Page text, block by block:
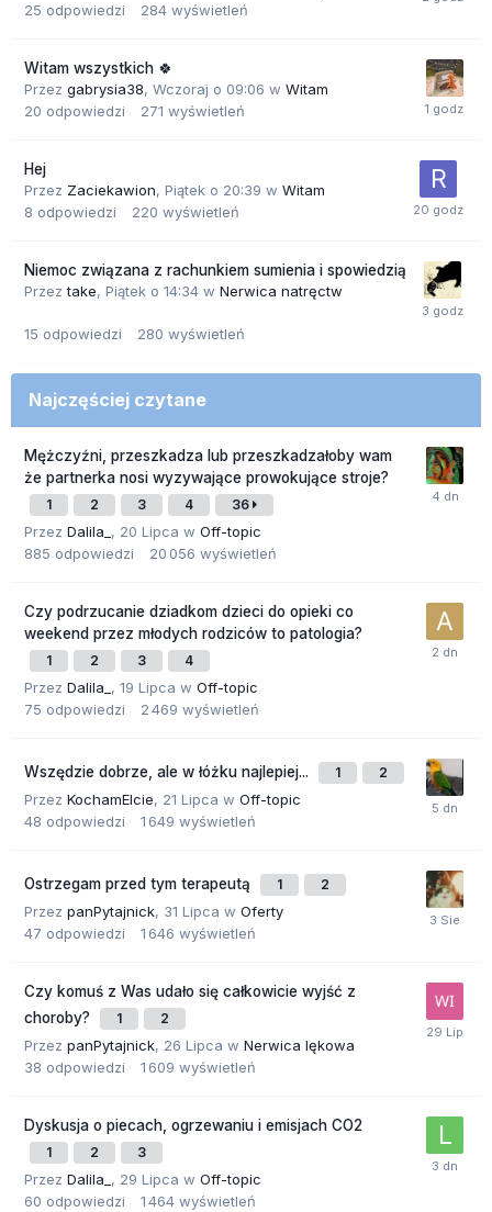
25 odpowiedzi 284 wyświetleń
Witam wszystkich 🍀
Przez gabrysia38, Wczoraj o 09:06 w Witam
20 odpowiedzi 271 wyświetleń
Hej
Przez Zaciekawion, Piątek o 20:39 w Witam
8 odpowiedzi 220 wyświetleń
Niemoc związana z rachunkiem sumienia i spowiedzią
Przeztake, Piątek o 14:34 w Nerwica natręctw
15 odpowiedzi 280 wyświetleń
Najczęściej czytane
Mężczyźni, przeszkadza lub przeszkadzałoby wam
że partnerka nosi wyzywające prowokujące stroje?
1 2 3 4 36
Przez Dalila_ , 20 Lipca w Off-topic
885 odpowiedzi 20 056 wyświetleń
Czy podrzucanie dziadkom dzieci do opieki co
weekend przez młodych rodziców to patologia?
1 2 3 4
Przez Dalila_ , 19 Lipca w Off-topic
75 odpowiedzi 2 469 wyświetleń
Wszędzie dobrze, ale w łóżku najlepiej... 1 2
Przez KochamElcie, 21 Lipca w Off-topic
48 odpowiedzi 1 649 wyświetleń
Ostrzegam przed tym terapeutą 1 2
Przez panPytajnick, 31 Lipca w Oferty
47 odpowiedzi 1 646 wyświetleń
Czy komuś z Was udało się całkowicie wyjść z
choroby?
1 2
Przez panPytajnick, 26 Lipca w Nerwica lękowa
38 odpowiedzi 1 609 wyświetleń
Dyskusja o piecach, ogrzewaniu i emisjach CO2
1 2 3
Przez Dalila_ , 29 Lipca w Off-topic
60 odpowiedzi 1 464 wyświetleń